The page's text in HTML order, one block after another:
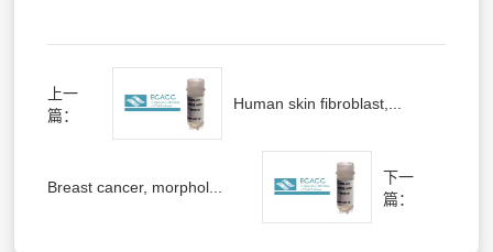
上一
篇：
Human skin fibroblast,...
Breast cancer, morphol...
下一
篇：